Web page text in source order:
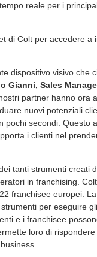
reale per i
Colt per accedere a
dispositivo visivo che
Gianni, Sales
nostri partner hanno
nuovi potenziali
pochi secondi. Questo
i clienti nel
tanti strumenti creati
in franchising.
franchisee europei.
per eseguire
e i franchisee
loro di